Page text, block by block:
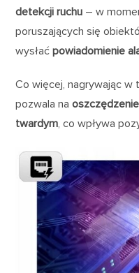
detekcji ruchu – w
poruszających się
wysłaćpowiadomienie
Co więcej, nagrywając w
pozwala na
twardym, co wpływa